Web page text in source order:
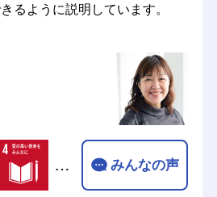
るように説明しています。
… みんなの声